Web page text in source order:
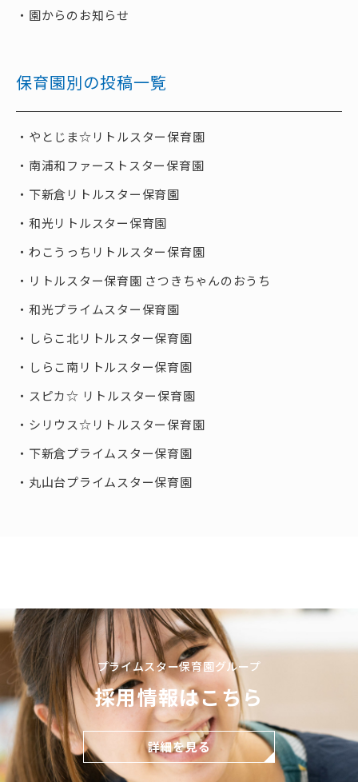
園からのお知らせ
保育園別の投稿一覧
やとじま☆リトルスター保育園
南浦和ファーストスター保育園
下新倉リトルスター保育園
和光リトルスター保育園
わこうっちリトルスター保育園
リトルスター保育園 さつきちゃんのおうち
和光プライムスター保育園
しらこ北リトルスター保育園
しらこ南リトルスター保育園
スピカ☆ リトルスター保育園
シリウス☆リトルスター保育園
下新倉プライムスター保育園
丸山台プライムスター保育園
プライムスター保育園グループ
採用情報はこちら
詳細を見る